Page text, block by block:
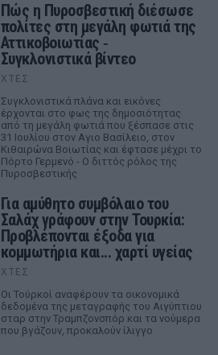
Πώς η Πυροσβεστική διέσωσε
πολίτες στη μεγάλη φωτιά της
Αττικοβοιωτίας ‑
Συγκλονιστικά βίντεο
ΧΤΕΣ
Συγκλονιστικά πλάνα και εικόνες
έρχονται στο φως της δημοσιότητας
από τη μεγάλη φωτιά που ξέσπασε στις
31 Ιουλίου στον Αγιο Βασίλειο, στον
Κιθαιρώνα Βοιωτίας και έφτασε μέχρι το
Πόρτο Γερμενό - Ο διττός ρόλος της
Πυροσβεστικής
Για αμύθητο συμβόλαιο του
Σαλάχ γράφουν στην Τουρκία:
Προβλέπονται έξοδα για
κομμωτήρια και... χαρτί υγείας
ΧΤΕΣ
Οι Τούρκοί αναφέρουν τα οικονομικά
δεδομένα της μεταγραφής του Αιγύπτιου
σταρ στην Τραμπζονσπόρ και τα νούμερα
που βγάζουν, προκαλούν ίλιγγο